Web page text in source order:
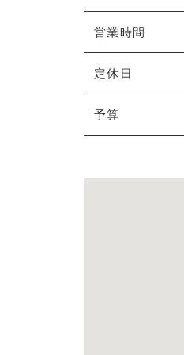
営業時間
定休日
予算